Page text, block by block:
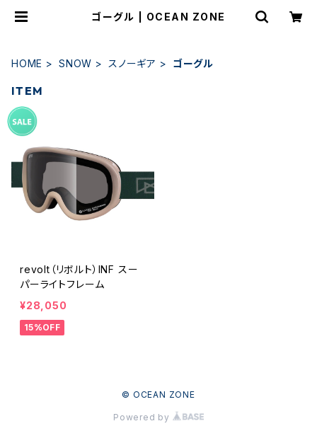
ゴーグル | OCEAN ZONE
HOME SNOW スノーギア ゴーグル
ITEM
revolt（リボルト）INF スー
パーライトフレーム
¥28,050
15%OFF
© OCEAN ZONE
Powered by